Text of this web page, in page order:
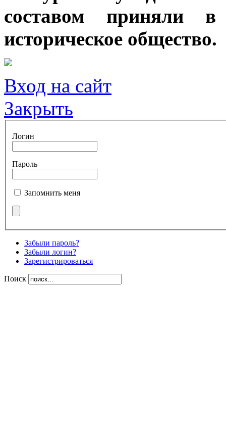
составом приняли в
историческое общество.
Вход на сайт
Закрыть
Логин
Пароль
Запомнить меня
Забыли пароль?
Забыли логин?
Зарегистрироваться
Поиск